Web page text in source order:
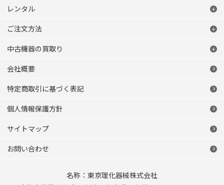
レンタル
ご注文方法
中古機器の買取り
会社概要
特定商取引に基づく表記
個人情報保護方針
サイトマップ
お問い合わせ
名称：東京理化器械株式会社